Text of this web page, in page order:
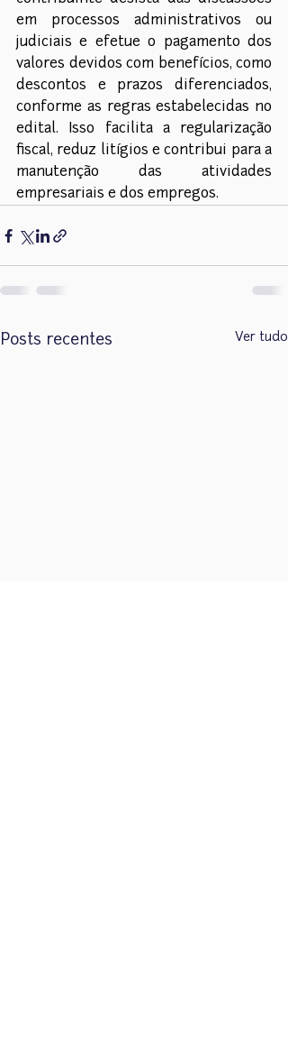
em processos administrativos ou
judiciais e efetue o pagamento dos
valores devidos com benefícios, como
descontos e prazos diferenciados,
conforme as regras estabelecidas no
edital. Isso facilita a regularização
fiscal, reduz litígios e contribui para a
manutenção das atividades
empresariais e dos empregos.
Posts recentes Ver tudo